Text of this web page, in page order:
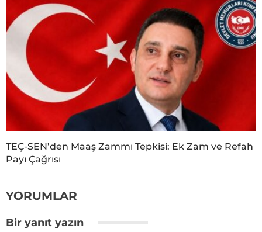
TEÇ-SEN’den Maaş Zammı Tepkisi: Ek Zam ve Refah
Payı Çağrısı
YORUMLAR
Bir yanıt yazın